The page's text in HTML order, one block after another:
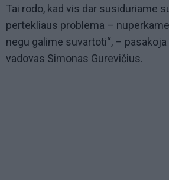
Tai rodo, kad vis dar susiduriame
pertekliaus problema –
negu galime suvartoti“, – pasakoja
vadovas Simonas Gurevičius.